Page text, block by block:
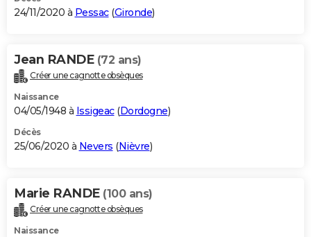
24/11/2020 à Pessac(Gironde)
Jean RANDE (72 ans)
Créer une cagnotte obsèques
Naissance
04/05/1948 à Issigeac(Dordogne)
Décès
25/06/2020 à Nevers (Nièvre)
Marie RANDE (100 ans)
Créer une cagnotte obsèques
Naissance